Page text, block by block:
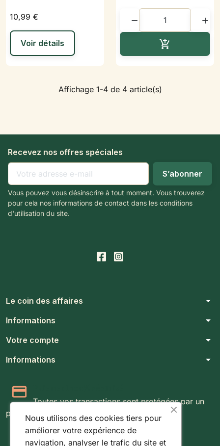
10,99 €
Voir détails
 

Affichage 1-4 de 4 article(s)
Recevez nos offres spéciales
Vous pouvez vous désinscrire à tout moment. Vous trouverez
pour cela nos informations de contact dans les conditions
d'utilisation du site.
Le coin des affaires arrow_drop_down
Informations arrow_drop_down
Votre compte arrow_drop_down
Informations arrow_drop_down
Toutes vos transactions sont protégées par un
protocole SSL 256 bits.
Expédition rapide & suivie
Nous utilisons des cookies tiers pour
améliorer votre expérience de
navigation, analyser le trafic du site et